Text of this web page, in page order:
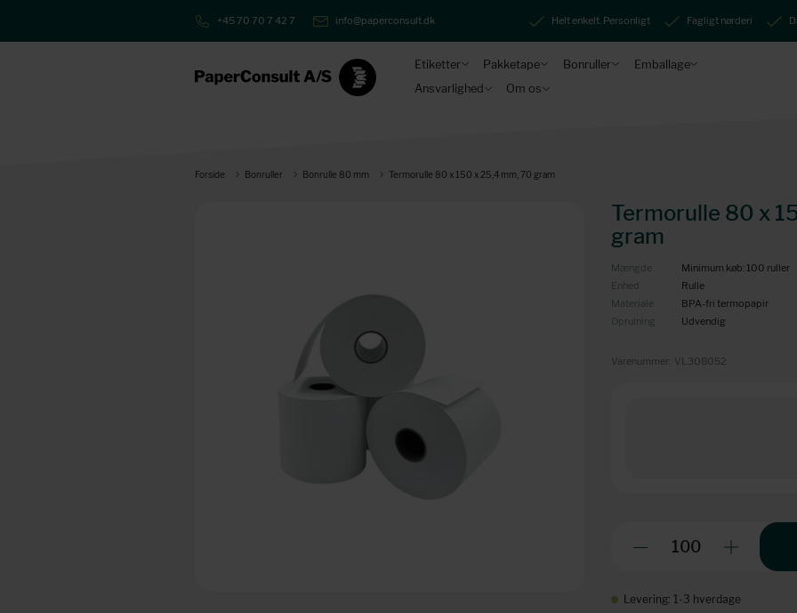
+45 70 70 7 42 7 info@paperconsult.dk Helt enkelt. Personligt Fagligt nørderi
Etiketter Pakketape Bonruller
Emballage
Ansvarlighed
Om os
Forside Bonruller Bonrulle 80 mm Termorulle 80 x 150 x 25,4 mm, 70 gram
Termorulle 80 x
gram
Mængde Minimum køb: 100 ruller
Enhed
Rulle
Materiale
BPA-fri termopapir
Oprulning
Udvendig
Varenummer: VL308052
Levering: 1-3 hverdage